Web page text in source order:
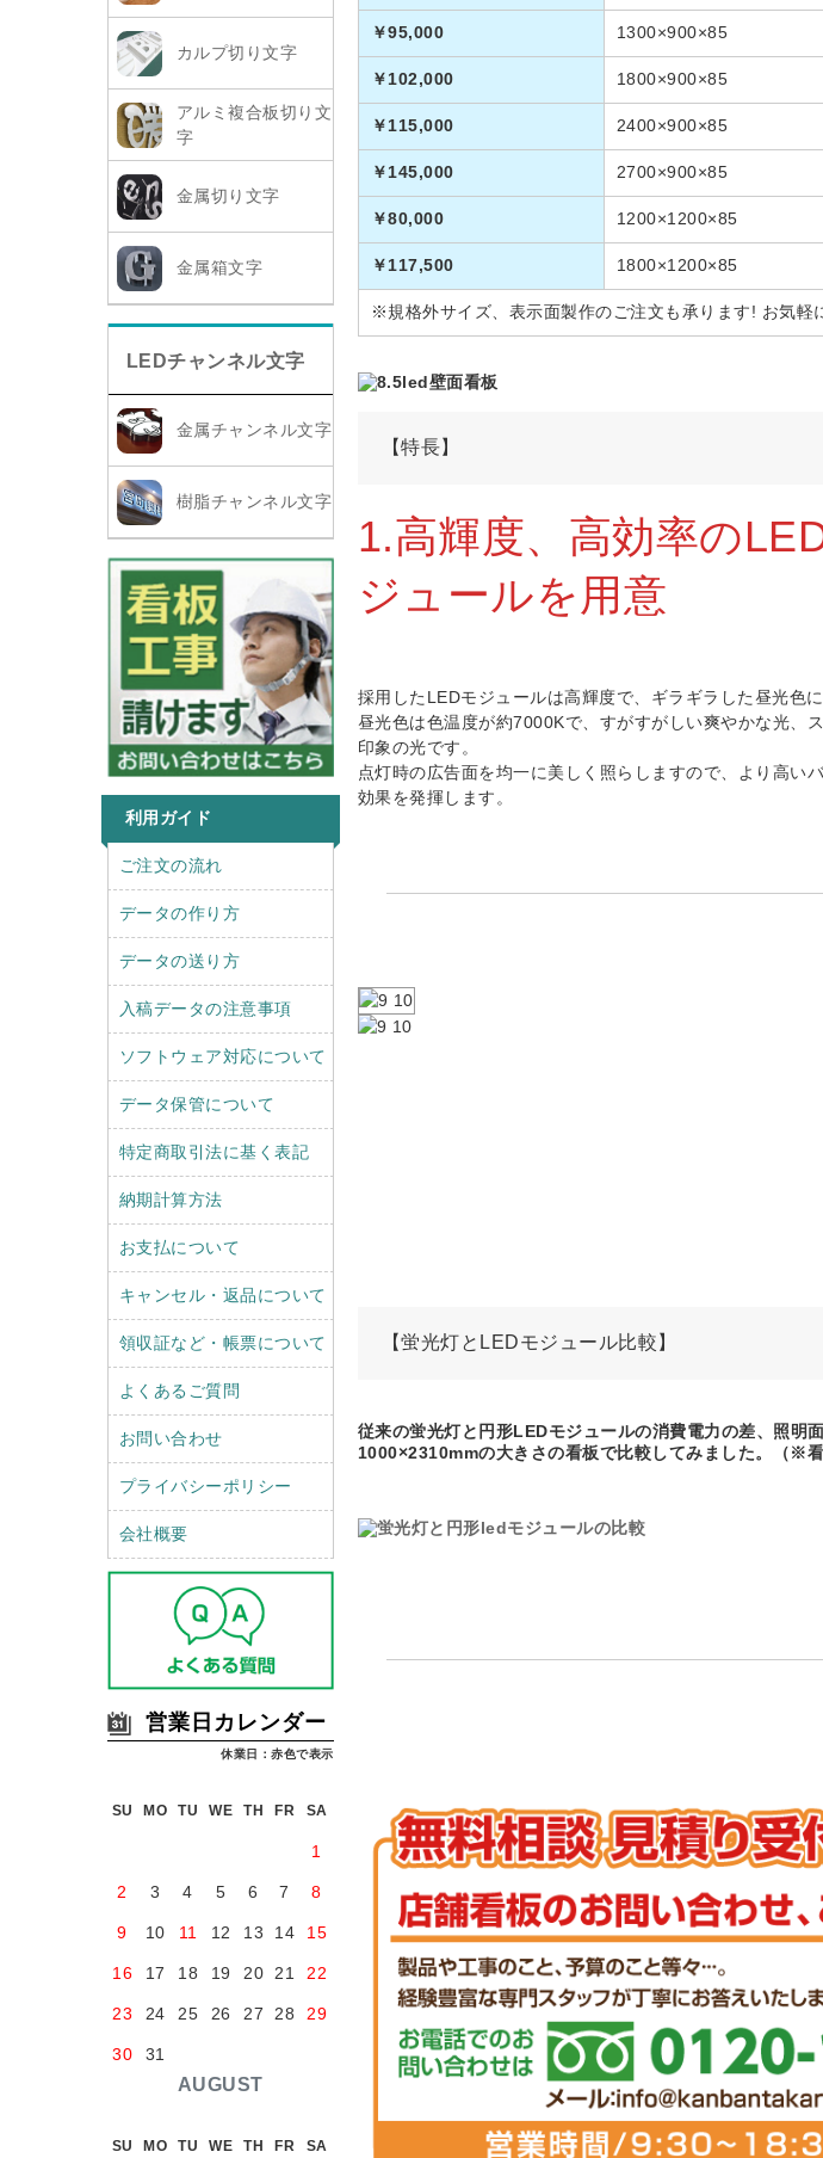
カルプ切り文字
アルミ複合板切り文
字
金属切り文字
金属箱文字
LEDチャンネル文字
金属チャンネル文字
樹脂チャンネル文字
利用ガイド
r
ご注文の流れ
データの作り方
データの送り方
入稿データの注意事項
ソフトウェア対応について
データ保管について
特定商取引法に基く表記
納期計算方法
お支払について
キャンセル・返品について
領収証など・帳票について
よくあるご質問
お問い合わせ
プライバシーポリシー
会社概要
営業日カレンダー
休業日：赤色で表示
AUGUST
SU MO TU WE TH FR SA
1
2 3 4 5 6 7 8
9 10 11 12 13 14 15
16 17 18 19 20 21 22
23 24 25 26 27 28 29
30 31
SU MO TU WE TH FR SA
￥95,000 1300×900×85
￥102,000 1800×900×85
￥115,000 2400×900×85
￥145,000 2700×900×85
￥80,000 1200×1200×85
￥117,500 1800×1200×85
※規格外サイズ、表示面製作のご注文も承ります! お気軽
【特長】
1.高輝度、高効率の
ジュールを用意
採用したLEDモジュールは高輝度で、ギラギラした昼光色に
昼光色は色温度が約7000Kで、すがすがしい爽やかな光、
印象の光です。
点灯時の広告面を均一に美しく照らしますので、より高い
効果を発揮します。
【蛍光灯とLEDモジュール比較】
従来の蛍光灯と円形LEDモジュールの消費電力の差、照明
1000×2310mmの大きさの看板で比較してみました。（※看